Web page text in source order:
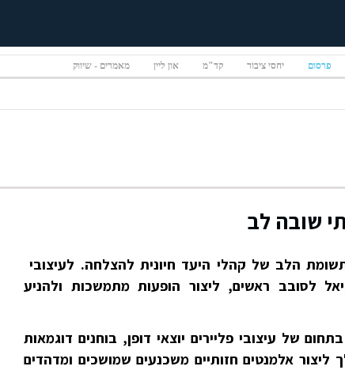
פרסום יחסי ציבור קד"מ און ליין מאמרים - שיווק
שובה לב
הלב של קהלי היעד חיונית להצלחה. לעיצובי
לסובב ראשים, ליצור הופעות מתמשכות ולהניע
של עיצובי פליירים יוצאי דופן, בוחנים דוגמאות
ליצור אלמנטים חזותיים משכנעים שמושכים ומדהדים